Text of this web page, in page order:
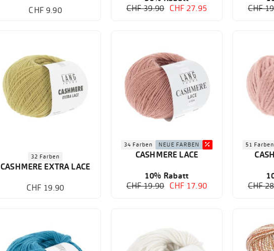
CHF 9.90
CHF 39.90 CHF 27.95
CHF
32 Farben
CASHMERE EXTRA LACE
CHF 19.90
34 Farben NEUE FARBEN
CASHMERE LACE
10% Rabatt
CHF 19.90 CHF 17.90
51 Farben
CHF